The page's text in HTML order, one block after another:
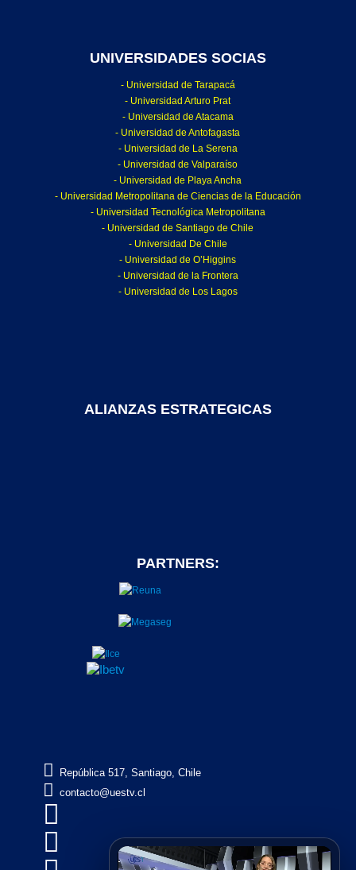
UNIVERSIDADES SOCIAS
- Universidad de Tarapacá
- Universidad Arturo Prat
- Universidad de Atacama
- Universidad de Antofagasta
- Universidad de La Serena
- Universidad de Valparaíso
- Universidad de Playa Ancha
- Universidad Metropolitana de Ciencias de la Educación
- Universidad Tecnológica Metropolitana
- Universidad de Santiago de Chile
- Universidad De Chile
- Universidad de O’Higgins
- Universidad de la Frontera
- Universidad de Los Lagos
ALIANZAS ESTRATEGICAS
PARTNERS:
 República 517, Santiago, Chile
 contacto@uestv.cl

